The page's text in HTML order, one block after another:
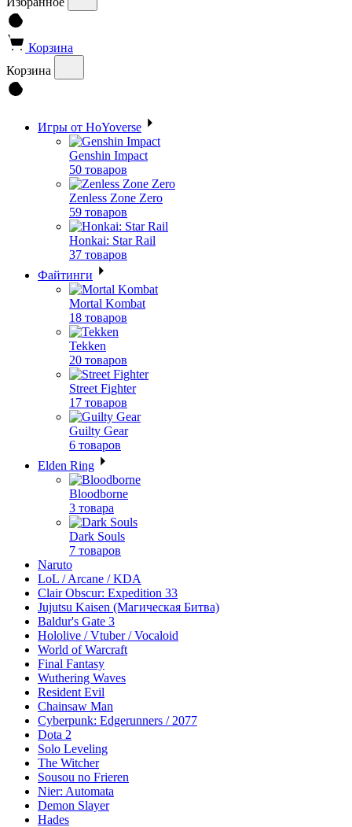
Корзина
Корзина
Игры от HoYoverse
Genshin Impact
50 товаров
Zenless Zone Zero
59 товаров
Honkai: Star Rail
37 товаров
Файтинги
Mortal Kombat
18 товаров
Tekken
20 товаров
Street Fighter
17 товаров
Guilty Gear
6 товаров
Elden Ring
Bloodborne
3 товара
Dark Souls
7 товаров
Naruto
LoL / Arcane / KDA
Clair Obscur: Expedition 33
Jujutsu Kaisen (Магическая Битва)
Baldur's Gate 3
Hololive / Vtuber / Vocaloid
World of Warcraft
Final Fantasy
Wuthering Waves
Resident Evil
Chainsaw Man
Cyberpunk: Edgerunners / 2077
Dota 2
Solo Leveling
The Witcher
Sousou no Frieren
Nier: Automata
Demon Slayer
Hades